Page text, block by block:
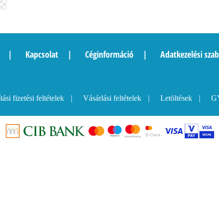
Kapcsolat Céginformáció Adatkezelési
fizetési feltételek Vásárlási feltételek Letöltések